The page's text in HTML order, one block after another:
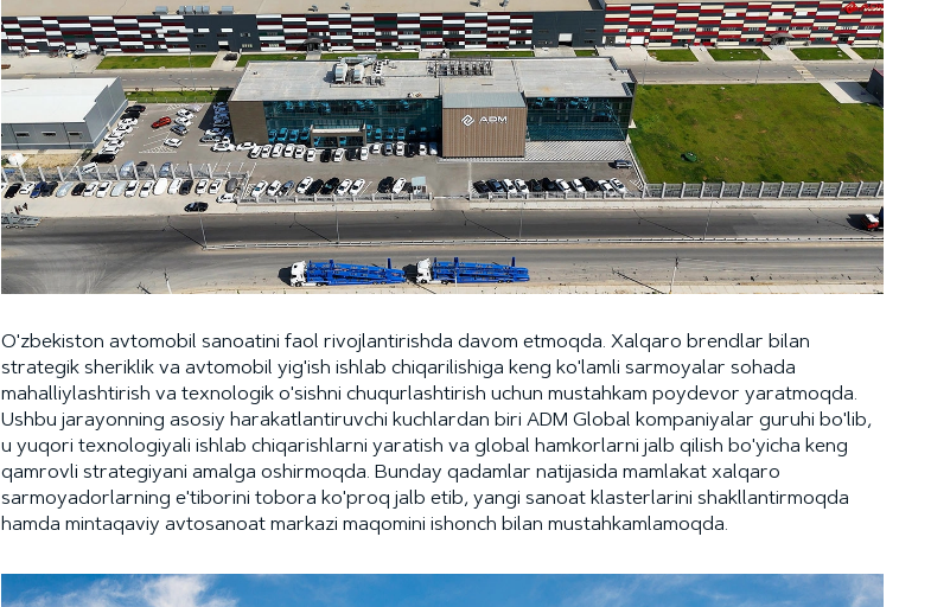
O'zbekiston avtomobil sanoatini faol rivojlantirishda davom etmoqda. Xalqaro brendlar bilan
strategik sheriklik va avtomobil yig'ish ishlab chiqarilishiga keng ko'lamli sarmoyalar sohada
mahalliylashtirish va texnologik o'sishni chuqurlashtirish uchun mustahkam poydevor yaratmoqda.
Ushbu jarayonning asosiy harakatlantiruvchi kuchlardan biri ADM Global kompaniyalar guruhi bo'lib,
u yuqori texnologiyali ishlab chiqarishlarni yaratish va global hamkorlarni jalb qilish bo'yicha keng
qamrovli strategiyani amalga oshirmoqda. Bunday qadamlar natijasida mamlakat xalqaro
sarmoyadorlarning e'tiborini tobora ko'proq jalb etib, yangi sanoat klasterlarini shakllantirmoqda
hamda mintaqaviy avtosanoat markazi maqomini ishonch bilan mustahkamlamoqda.